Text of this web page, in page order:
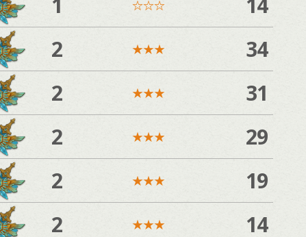
☆☆☆
2 ★★★ 34
2 ★★★ 31
2 ★★★ 29
2 ★★★ 19
2 ★★★ 14